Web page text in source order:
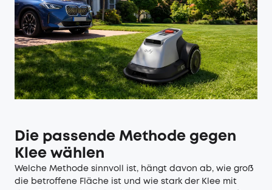
Die passende Methode gegen
Klee wählen
Welche Methode sinnvoll ist, hängt davon ab, wie groß
die betroffene Fläche ist und wie stark der Klee mit